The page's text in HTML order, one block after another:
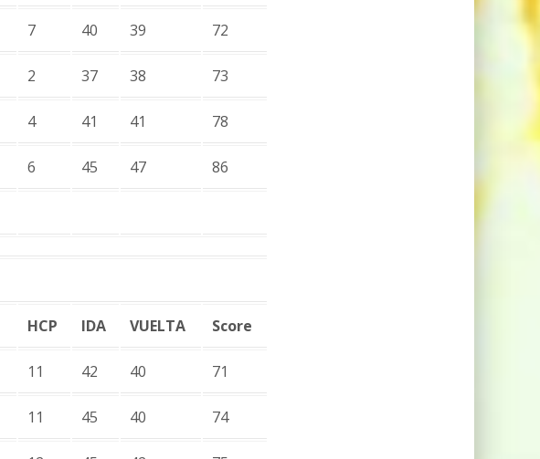
7 40 39 72
2 37 38 73
4 41 41 78
6 45 47 86
HCP IDA VUELTA Score
11 42 40 71
11 45 40 74